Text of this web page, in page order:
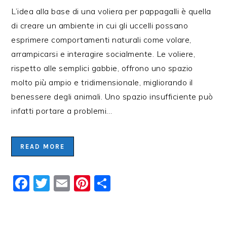
L’idea alla base di una voliera per pappagalli è quella
di creare un ambiente in cui gli uccelli possano
esprimere comportamenti naturali come volare,
arrampicarsi e interagire socialmente. Le voliere,
rispetto alle semplici gabbie, offrono uno spazio
molto più ampio e tridimensionale, migliorando il
benessere degli animali. Uno spazio insufficiente può
infatti portare a problemi…
READ MORE
Facebook
Twitter
EmailPinterest